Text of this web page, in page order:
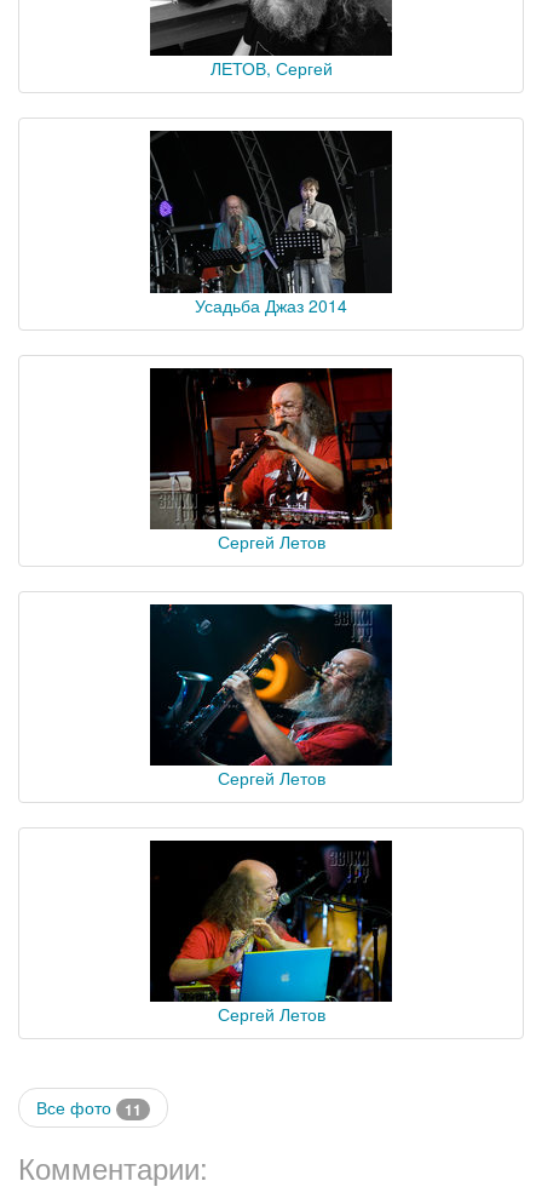
ЛЕТОВ, Сергей
Усадьба Джаз 2014
Сергей Летов
Сергей Летов
Сергей Летов
Все фото 11
Комментарии: